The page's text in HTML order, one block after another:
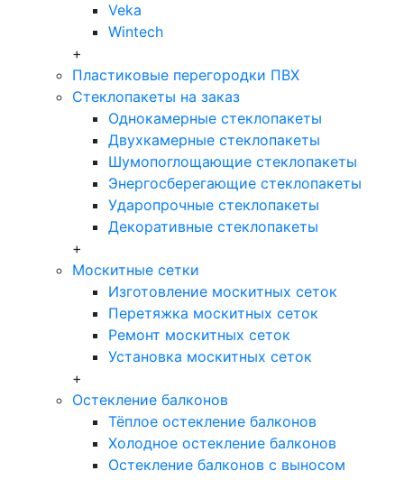
Veka
Wintech
+
Пластиковые перегородки ПВХ
Стеклопакеты на заказ
Однокамерные стеклопакеты
Двухкамерные стеклопакеты
Шумопоглощающие стеклопакеты
Энергосберегающие стеклопакеты
Ударопрочные стеклопакеты
Декоративные стеклопакеты
+
Москитные сетки
Изготовление москитных сеток
Перетяжка москитных сеток
Ремонт москитных сеток
Установка москитных сеток
+
Остекление балконов
Тёплое остекление балконов
Холодное остекление балконов
Остекление балконов с выносом